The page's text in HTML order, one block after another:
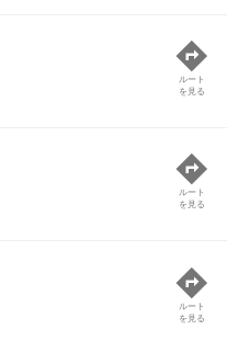
ルート
を見る
ルート
を見る
ルート
を見る